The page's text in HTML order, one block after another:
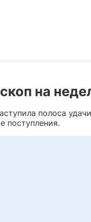
на
полоса
поступления.